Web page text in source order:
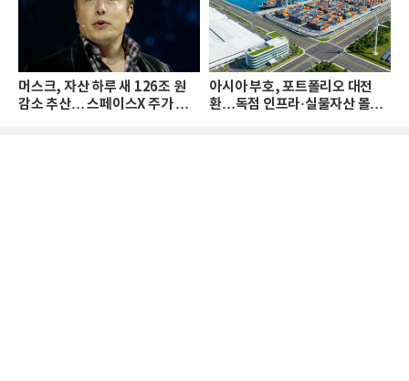
머스크, 자산 하루 새 126조 원
감소 추산… 스페이스X 주가 하
아시아 부호, 포트폴리오 대전
환…독점 인프라·실물자산 몰린